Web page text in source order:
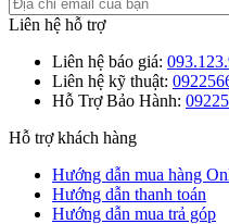
Liên hệ hỗ trợ
Liên hệ báo giá:
Liên hệ kỹ thuật:
Hỗ Trợ Bảo Hành:
Hỗ trợ khách hàng
Hướng dẫn mua hàng
Hướng dẫn thanh toán
Hướng dẫn mua trả góp